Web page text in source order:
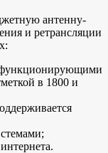
антенну-
и ретрансляции
в 1800 и